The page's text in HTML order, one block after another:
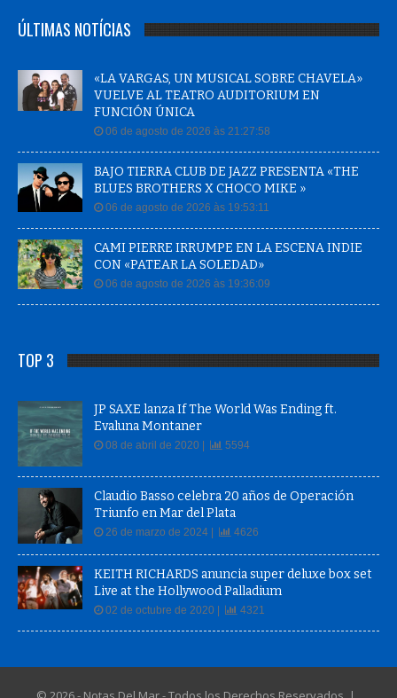
ÚLTIMAS NOTÍCIAS
«LA VARGAS, UN MUSICAL SOBRE CHAVELA»
VUELVE AL TEATRO AUDITORIUM EN
FUNCIÓN ÚNICA
06 de agosto de 2026 às 21:27:58
BAJO TIERRA CLUB DE JAZZ PRESENTA «THE
BLUES BROTHERS X CHOCO MIKE »
06 de agosto de 2026 às 19:53:11
CAMI PIERRE IRRUMPE EN LA ESCENA INDIE
CON «PATEAR LA SOLEDAD»
06 de agosto de 2026 às 19:36:09
TOP 3
JP SAXE lanza If The World Was Ending ft.
Evaluna Montaner
08 de abril de 2020 | 5594
Claudio Basso celebra 20 años de Operación
Triunfo en Mar del Plata
26 de marzo de 2024 | 4626
KEITH RICHARDS anuncia super deluxe box set
Live at the Hollywood Palladium
02 de octubre de 2020 | 4321